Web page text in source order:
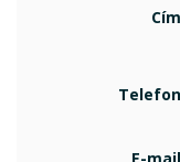
Cím
Telefon